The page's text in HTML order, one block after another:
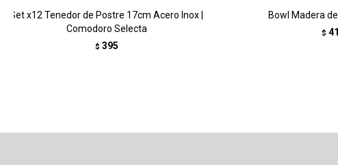
Set x12 Tenedor de Postre 17cm Acero Inox |
Comodoro Selecta
$ 395
Bowl Madera
$